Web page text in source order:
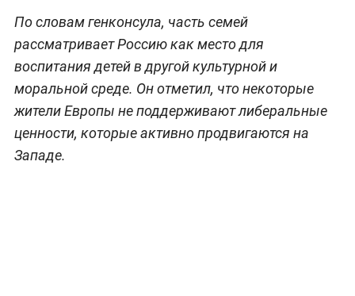
По словам генконсула, часть семей
рассматривает Россию как место для
воспитания детей в другой культурной и
моральной среде. Он отметил, что некоторые
жители Европы не поддерживают либеральные
ценности, которые активно продвигаются на
Западе.